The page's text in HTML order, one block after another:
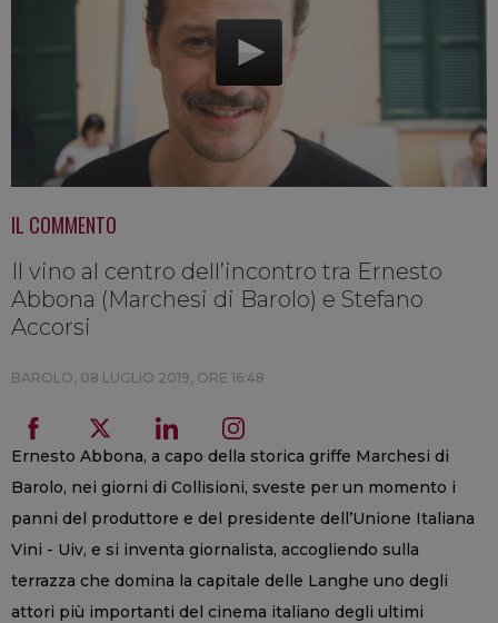
IL COMMENTO
Il vino al centro dell’incontro tra Ernesto
Abbona (Marchesi di Barolo) e Stefano
Accorsi
BAROLO, 08 LUGLIO 2019, ORE 16:48
Ernesto Abbona, a capo della storica griffe Marchesi di
Barolo, nei giorni di Collisioni, sveste per un momento i
panni del produttore e del presidente dell’Unione Italiana
Vini - Uiv, e si inventa giornalista, accogliendo sulla
terrazza che domina la capitale delle Langhe uno degli
attori più importanti del cinema italiano degli ultimi